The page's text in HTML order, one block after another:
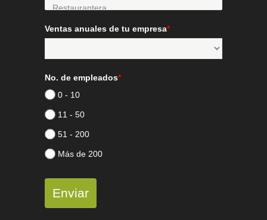
Ventas anuales de tu empresa*
No. de empleados*
0 - 10
11 - 50
51 - 200
Más de 200
Enviar